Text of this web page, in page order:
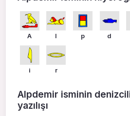
A l p d
i r
Alpdemir isminin
yazılışı